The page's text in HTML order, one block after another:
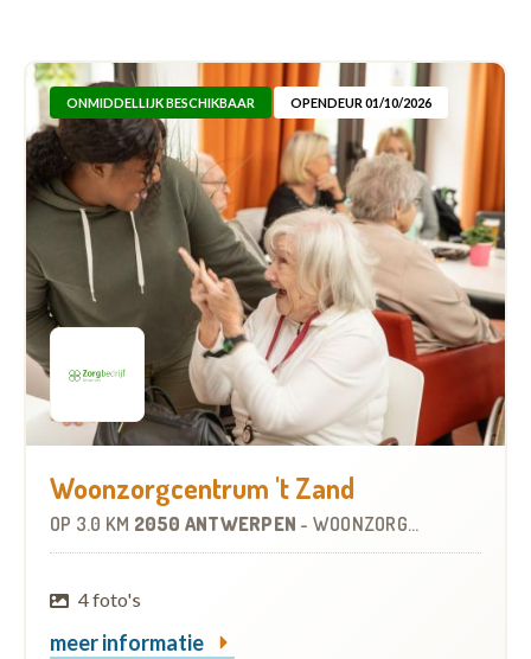
ONMIDDELLIJK BESCHIKBAAR OPENDEUR 01/10/2026
Woonzorgcentrum 't Zand
OP 3.0 KM 2050 ANTWERPEN - WOONZORGCENTRUM (WZC)
4 foto's
meer informatie